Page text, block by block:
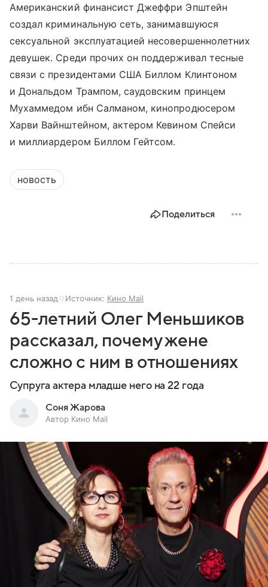
Американский финансист Джеффри Эпштейн
создал криминальную сеть, занимавшуюся
сексуальной эксплуатацией несовершеннолетних
девушек. Среди прочих он поддерживал тесные
связи с президентами США Биллом Клинтоном
и Дональдом Трампом, саудовским принцем
Мухаммедом ибн Салманом, кинопродюсером
Харви Вайнштейном, актером Кевином Спейси
и миллиардером Биллом Гейтсом.
новость
Поделиться
1 день назад Источник: Кино Mail
65-летний Олег Меньшиков
рассказал, почему жене
сложно с ним в отношениях
Супруга актера младше него на 22 года
Соня Жарова
Автор Кино Mail